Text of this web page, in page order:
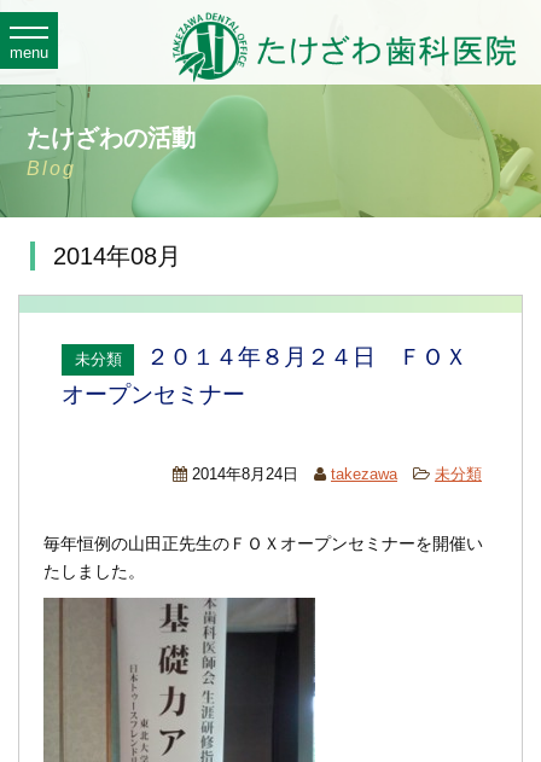
toggle
navigation
menu
たけざわの活動
Blog
2014年08月
未分類
２０１４年８月２４日 ＦＯＸ
オープンセミナー
2014年8月24日 takezawa 未分類
毎年恒例の山田正先生のＦＯＸオープンセミナーを開催い
たしました。